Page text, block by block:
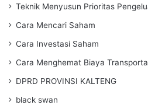
Teknik Menyusun Prioritas
Cara Mencari Saham
Cara Investasi Saham
Cara Menghemat Biaya
DPRD PROVINSI KALTENG
black swan